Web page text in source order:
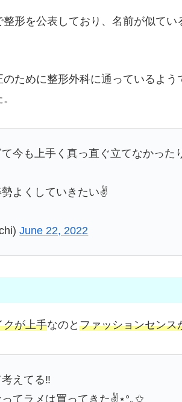
形を公表しており、名前が似てい
ために整形外科に通っているよ
今も上手く真っ直ぐ立てなかった
よくしていきたい✌️
June 22, 2022
クが上手なのと ファッションセンス
えてる‼️
てラメは買ってきた✌️⋆°｡✩